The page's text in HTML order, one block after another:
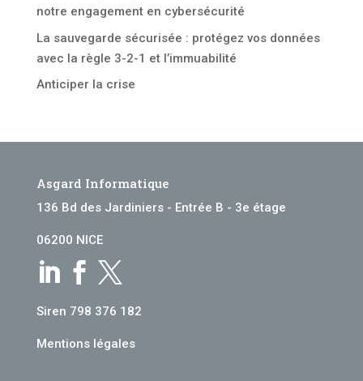
notre engagement en cybersécurité
La sauvegarde sécurisée : protégez vos données
avec la règle 3-2-1 et l’immuabilité
Anticiper la crise
Asgard Informatique
136 Bd des Jardiniers - Entrée B - 3e étage
06200 NICE
  
Siren 798 376 182
Mentions légales